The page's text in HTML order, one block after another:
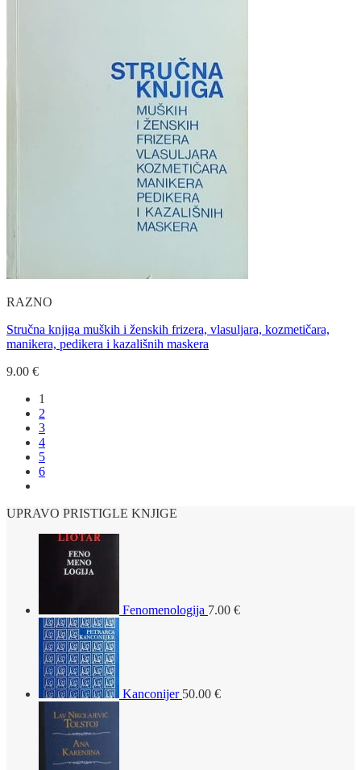
RAZNO
Stručna knjiga muških i ženskih frizera, vlasuljara, kozmetičara,
manikera, pedikera i kazališnih maskera
9.00 €
1
2
3
4
5
6
UPRAVO PRISTIGLE KNJIGE
Fenomenologija 7.00 €
Kanconijer 50.00 €